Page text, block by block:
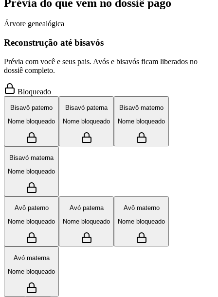
Prévia do que vem no dossiê pago
Árvore genealógica
Reconstrução até bisavós
Prévia com você e seus pais. Avós e bisavós ficam liberados no
dossiê completo.
Bloqueado
Bisavô paterno
Nome bloqueado
Bisavó paterna
Nome bloqueado
Bisavô materno
Nome bloqueado
Bisavó materna
Nome bloqueado
Avô paterno
Nome bloqueado
Avó paterna
Nome bloqueado
Avô materno
Nome bloqueado
Avó materna
Nome bloqueado